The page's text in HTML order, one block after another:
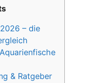
– die
& Ratgeber